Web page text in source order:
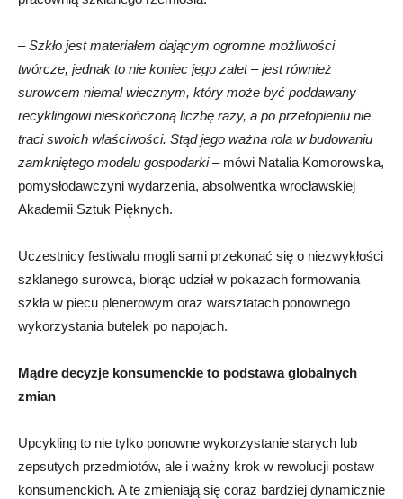
–Szkło jest materiałem dającym ogromne możliwości
twórcze, jednak to nie koniec jego zalet – jest również
surowcem niemal wiecznym, który może być poddawany
recyklingowi nieskończoną liczbę razy, a po przetopieniu nie
traci swoich właściwości. Stąd jego ważna rola w budowaniu
zamkniętego modelu gospodarki– mówi Natalia Komorowska,
pomysłodawczyni wydarzenia, absolwentka wrocławskiej
Akademii Sztuk Pięknych.
Uczestnicy festiwalu mogli sami przekonać się o niezwykłości
szklanego surowca, biorąc udział w pokazach formowania
szkła w piecu plenerowym oraz warsztatach ponownego
wykorzystania butelek po napojach.
Mądre decyzje konsumenckie to podstawa globalnych
zmian
Upcykling to nie tylko ponowne wykorzystanie starych lub
zepsutych przedmiotów, ale i ważny krok w rewolucji postaw
konsumenckich. A te zmieniają się coraz bardziej dynamicznie